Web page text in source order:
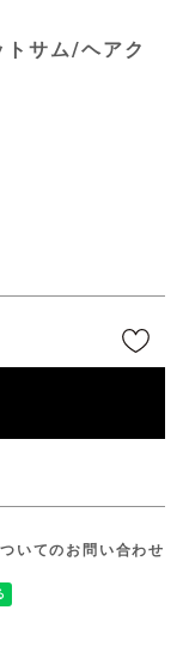
サム/ヘアク
いてのお問い合わせ